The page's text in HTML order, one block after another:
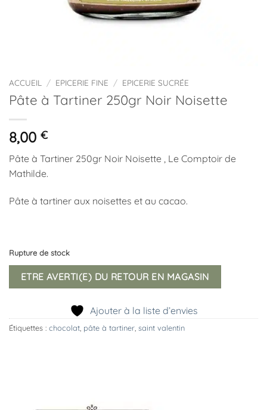
ACCUEIL / EPICERIE FINE / EPICERIE SUCRÉE
Pâte à Tartiner 250gr Noir Noisette
8,00 €
Pâte à Tartiner 250gr Noir Noisette , Le Comptoir de
Mathilde.
Pâte à tartiner aux noisettes et au cacao.
Rupture de stock
ETRE AVERTI(E) DU RETOUR EN MAGASIN
Ajouter à la liste d’envies
Étiquettes : chocolat, pâte à tartiner, saint valentin